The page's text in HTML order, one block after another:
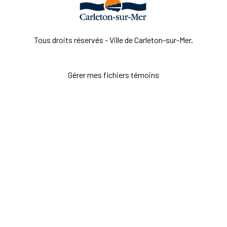
Tous droits réservés - Ville de Carleton-sur-Mer.
Gérer mes fichiers témoins